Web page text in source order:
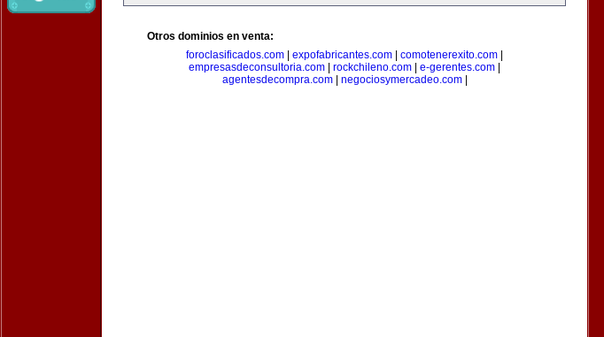
Otros dominios en venta:
foroclasificados.com
expofabricantes.com comotenerexito.com
empresasdeconsultoria.com
rockchileno.com e-gerentes.com
agentesdecompra.com| negociosymercadeo.com|